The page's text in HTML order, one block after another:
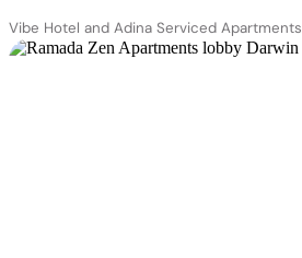
Vibe Hotel and Adina Serviced Apartments